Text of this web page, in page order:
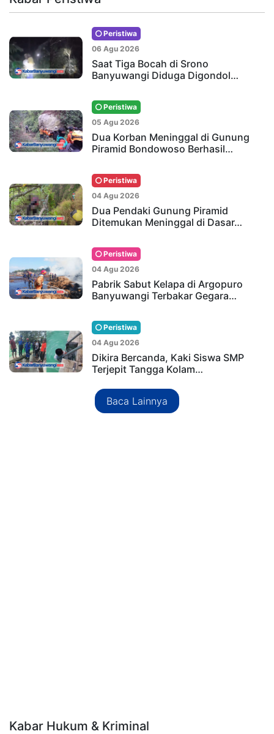
Peristiwa
06 Agu 2026
Saat Tiga Bocah di Srono
Banyuwangi Diduga Digondol…
Peristiwa
05 Agu 2026
Dua Korban Meninggal di Gunung
Piramid Bondowoso Berhasil…
Peristiwa
04 Agu 2026
Dua Pendaki Gunung Piramid
Ditemukan Meninggal di Dasar…
Peristiwa
04 Agu 2026
Pabrik Sabut Kelapa di Argopuro
Banyuwangi Terbakar Gegara…
Peristiwa
04 Agu 2026
Dikira Bercanda, Kaki Siswa SMP
Terjepit Tangga Kolam…
Baca Lainnya
Kabar Hukum & Kriminal